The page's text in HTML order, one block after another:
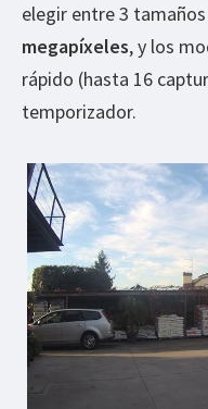
elegir entre 3
megapíxeles, y los
rápido (hasta 16
temporizador.